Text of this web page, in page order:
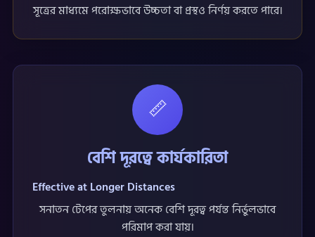
সূত্রের মাধ্যমে পরোক্ষভাবে উচ্চতা বা প্রস্থও নির্ণয় করতে পারে।
📏
বেশি দূরত্বে কার্যকারিতা
Effective at Longer Distances
সনাতন টেপের তুলনায় অনেক বেশি দূরত্ব পর্যন্ত নির্ভুলভাবে
পরিমাপ করা যায়।